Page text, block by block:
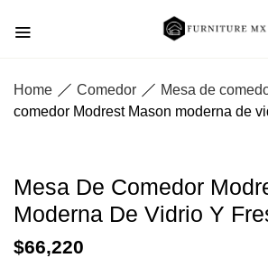
Home Comedor Mesa de
comedor Modrest Mason moderna de
Mesa De Comedor
Moderna De Vidrio Y
$66,220